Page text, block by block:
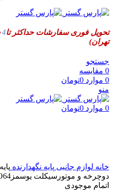
تحویل فوری سفارشات حداکثر تا4
تهران)
جستجو
0 مقایسه
0 موارد 0تومان
منو
0 موارد 0تومان
خانه لوازم جانبی پایه نگهدارنده
دوچرخه و موتورسیکلت یوسمزUSAMS US-ZJ064 | US-ZJO64
اتمام موجودی